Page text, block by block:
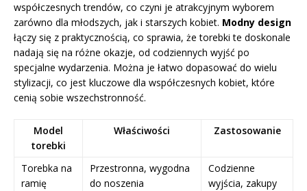
współczesnych trendów, co czyni je atrakcyjnym wyborem
zarówno dla młodszych, jak i starszych kobiet. Modny design
łączy się z praktycznością, co sprawia, że torebki te doskonale
nadają się na różne okazje, od codziennych wyjść po
specjalne wydarzenia. Można je łatwo dopasować do wielu
stylizacji, co jest kluczowe dla współczesnych kobiet, które
cenią sobie wszechstronność.
Model
torebki
Właściwości Zastosowanie
Torebka na
ramię
Przestronna, wygodna
do noszenia
Codzienne
wyjścia, zakupy